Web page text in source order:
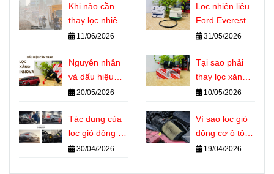
Khi nào cần
thay lọc nhiên
liệu Ford
hiệu nhận biết
chính xác
11/06/2026
Lọc nhiên liệu
Ford Everest là
gì? Vai trò
động cơ Diesel
31/05/2026
Nguyên nhân
và dấu hiệu
cần thay lọc
20/05/2026
Tại sao phải
thay lọc xăng
Innova đúng kỳ
10/05/2026
Tác dụng của
lọc gió động cơ
ô tô đối với
30/04/2026
Vì sao lọc gió
động cơ ô tô
bẩn làm xe
19/04/2026